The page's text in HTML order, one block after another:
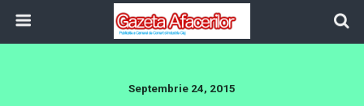
Septembrie 24, 2015